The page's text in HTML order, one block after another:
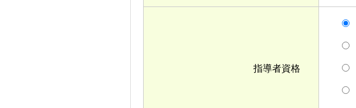
指導者資格